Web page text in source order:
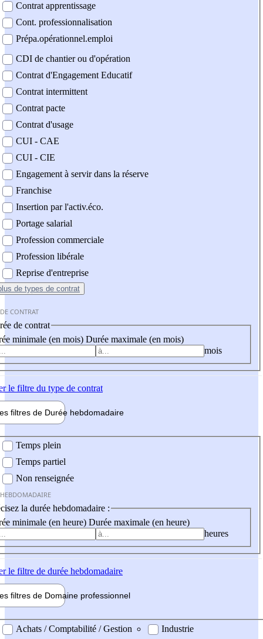
Contrat apprentissage
Cont. professionnalisation
Prépa.opérationnel.emploi
CDI de chantier ou d'opération
Contrat d'Engagement Educatif
Contrat intermittent
Contrat pacte
Contrat d'usage
CUI - CAE
CUI - CIE
Engagement à servir dans la réserve
Franchise
Insertion par l'activ.éco.
Portage salarial
Profession commerciale
Profession libérale
Reprise d'entreprise
de types de contrat
CONTRAT
de contrat
minimale (en mois) Durée maximale (en mois)
mois
le filtre du type de contrat
filtres de Durée hebdomadaire
Temps plein
Temps partiel
Non renseignée
la durée hebdomadaire :
minimale (en heure) Durée maximale (en heure)
heures
le filtre de durée hebdomadaire
filtres de Domaine professionnel
professionel
Achats / Comptabilité / Gestion
Industrie